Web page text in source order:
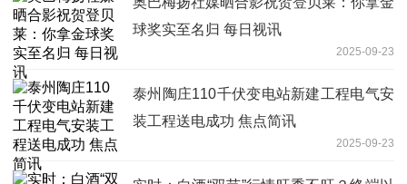
球奖实至名归 每日视讯
2025-09-23
泰州陶庄110千伏变电站新建工程电气安
装工程送电成功 焦点简讯
2025-09-23